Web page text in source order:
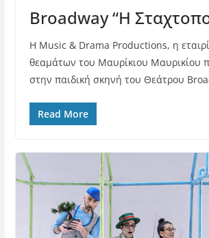
Broadway “Η
Η Music & Drama Productions, η
θεαμάτων του Μαυρίκιου Μαυρικίου
στην παιδική σκηνή του Θεάτρου
Read More